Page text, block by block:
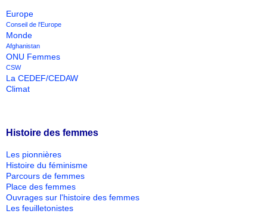
Europe
Conseil de l'Europe
Monde
Afghanistan
ONU Femmes
CSW
La CEDEF/CEDAW
Climat
Histoire des femmes
Les pionnières
Histoire du féminisme
Parcours de femmes
Place des femmes
Ouvrages sur l'histoire des femmes
Les feuilletonistes